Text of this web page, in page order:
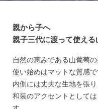
親から子へ
親子三代に渡って使え
自然の恵みである山葡萄
使い始めはマットな質感
内側には丈夫な生地を張
和装のアクセントとして